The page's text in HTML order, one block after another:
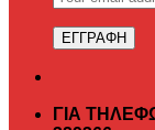
ΓΙΑ